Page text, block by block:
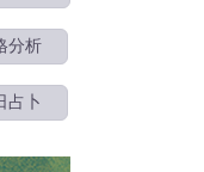
分析
占卜